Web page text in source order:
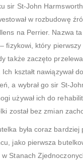
sir St-John
w rozbudowę
na Perrier. Nazwa ta
fizykowi, który pierwszy
także zaczęto
kształt nawiązywał
a wybrał go sir St-
używał ich do
został bez zmian
była coraz bardziej
jako pierwsza
w Stanach